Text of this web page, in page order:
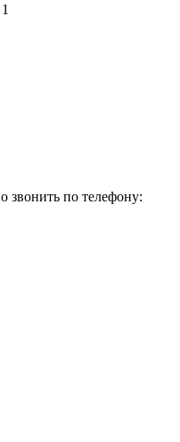
звонить по телефону: